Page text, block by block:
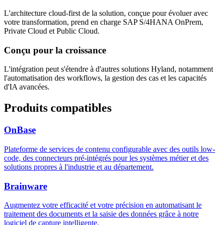
L'architecture cloud-first de la solution, conçue pour évoluer avec
votre transformation, prend en charge SAP S/4HANA OnPrem,
Private Cloud et Public Cloud.
Conçu pour la croissance
L'intégration peut s'étendre à d'autres solutions Hyland, notamment
l'automatisation des workflows, la gestion des cas et les capacités
d'IA avancées.
Produits compatibles
OnBase
Plateforme de services de contenu configurable avec des outils low-
code, des connecteurs pré-intégrés pour les systèmes métier et des
solutions propres à l'industrie et au département.
Brainware
Augmentez votre efficacité et votre précision en automatisant le
traitement des documents et la saisie des données grâce à notre
logiciel de capture intelligente.